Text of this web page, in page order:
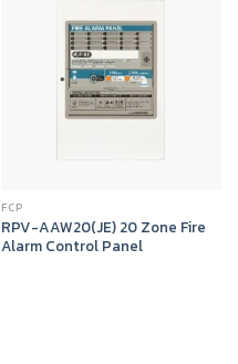
FCP
RPV-AAW20(JE) 20 Zone Fire
Alarm Control Panel